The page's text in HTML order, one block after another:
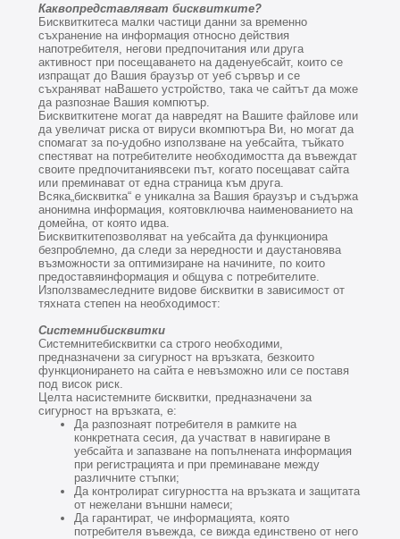
Каквопредставляват бисквитките?
Бисквиткитеса малки частици данни за временно
съхранение на информация относно действия
напотребителя, негови предпочитания или друга
активност при посещаването на даденуебсайт, които се
изпращат до Вашия браузър от уеб сървър и се
съхраняват наВашето устройство, така че сайтът да може
да разпознае Вашия компютър.
Бисквиткитене могат да навредят на Вашите файлове или
да увеличат риска от вируси вкомпютъра Ви, но могат да
спомагат за по-удобно използване на уебсайта, тъйкато
спестяват на потребителите необходимостта да въвеждат
своите предпочитаниявсеки път, когато посещават сайта
или преминават от една страница към друга.
Всяка„бисквитка“ е уникална за Вашия браузър и съдържа
анонимна информация, коятовключва наименованието на
домейна, от която идва.
Бисквиткитепозволяват на уебсайта да функционира
безпроблемно, да следи за нередности и даустановява
възможности за оптимизиране на начините, по които
предоставяинформация и общува с потребителите.
Използвамеследните видове бисквитки в зависимост от
тяхната степен на необходимост:
Системнибисквитки
Системнитебисквитки са строго необходими,
предназначени за сигурност на връзката, безкоито
функционирането на сайта е невъзможно или се поставя
под висок риск.
Целта насистемните бисквитки, предназначени за
сигурност на връзката, е:
Да разпознаят потребителя в рамките на
конкретната сесия, да участват в навигиране в
уебсайта и запазване на попълнената информация
при регистрацията и при преминаване между
различните стъпки;
Да контролират сигурността на връзката и защитата
от нежелани външни намеси;
Да гарантират, че информацията, която
потребителя въвежда, се вижда единствено от него